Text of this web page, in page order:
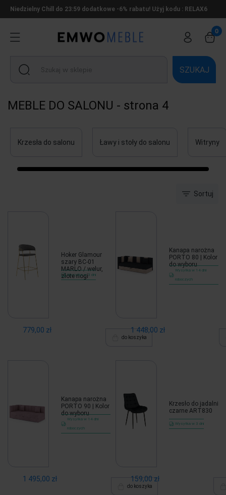
Niedzielny Chill do 23:59 dodatkowe -6% rabatu! Użyj kodu : RELAX6
SZUKAJ
MEBLE DO SALONU - strona 4
Krzesła do salonu Ławy i stoły do salonu Witryny
Sortuj
Hoker Glamour
szary BC-01
MARLO / welur,
złote nogi
Wysyłka w 3 dni
779,00 zł
do koszyka
Kanapa narożna
PORTO 80 | Kolor
do wyboru
Wysyłka w 14 dni
roboczych
1 448,00 zł
Kanapa narożna
PORTO 90 | Kolor
do wyboru
Wysyłka w 14 dni
roboczych
1 495,00 zł
do koszyka
Krzesło do jadalni
czarne ART830
Wysyłka w 3 dni
159,00 zł